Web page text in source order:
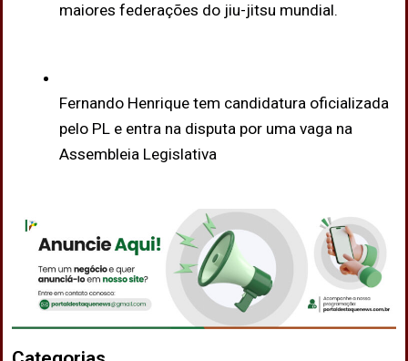
maiores federações do jiu-jitsu mundial.
Fernando Henrique tem candidatura oficializada
pelo PL e entra na disputa por uma vaga na
Assembleia Legislativa